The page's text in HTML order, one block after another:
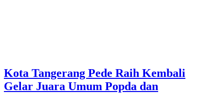
Kota Tangerang Pede Raih Kembali
Gelar Juara Umum Popda dan